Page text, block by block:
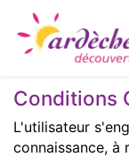
Conditions
L'utilisateur
connaissance, à